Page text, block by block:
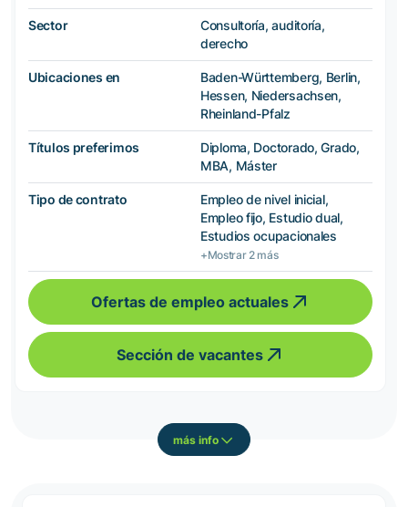
Sector
Consultoría, auditoría,
derecho
Ubicaciones en
Baden-Württemberg, Berlin,
Hessen, Niedersachsen,
Rheinland-Pfalz
Títulos preferimos
Diploma, Doctorado, Grado,
MBA, Máster
Tipo de contrato
Empleo de nivel inicial,
Empleo fijo, Estudio dual,
Estudios ocupacionales
+Mostrar 2 más
Ofertas de empleo actuales
Sección de vacantes
más info